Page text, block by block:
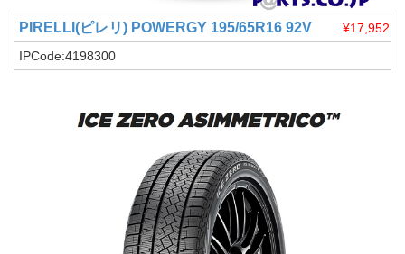
PIRELLI(ピレリ) POWERGY 195/65R16 92V
¥17,952
IPCode:4198300